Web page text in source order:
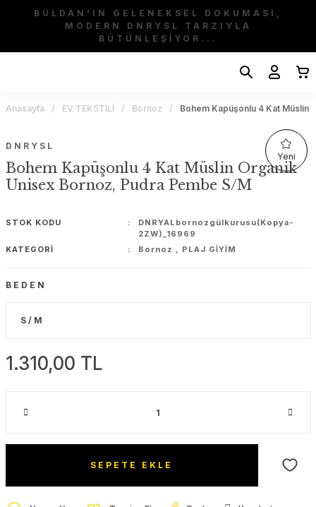
BULDAN'IN GELENEKSEL DOKUMASI,
MODERN DNRYSL TARZIYLA
BÜTÜNLEŞİYOR...
Anasayfa EV TEKSTİLİ Bornoz Bohem Kapüşonlu 4 Kat Müslin
Yeni
DNRYSL
Bohem Kapüşonlu 4 Kat Müslin Organik
Unisex Bornoz, Pudra Pembe S/M
STOK KODU
DNRYALbornozgülkurusu(Kopya-
2ZW)_16969
KATEGORI
Bornoz , PLAJ GİYİM
BEDEN
1.310,00 TL
SEPETE EKLE